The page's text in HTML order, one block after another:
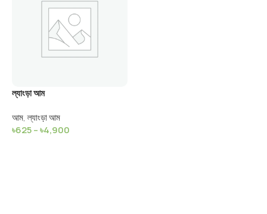
ল্যাংড়া আম
আম, ল্যাংড়া আম
৳625–৳4,900